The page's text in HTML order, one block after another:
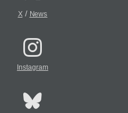
X/ News
Instagram